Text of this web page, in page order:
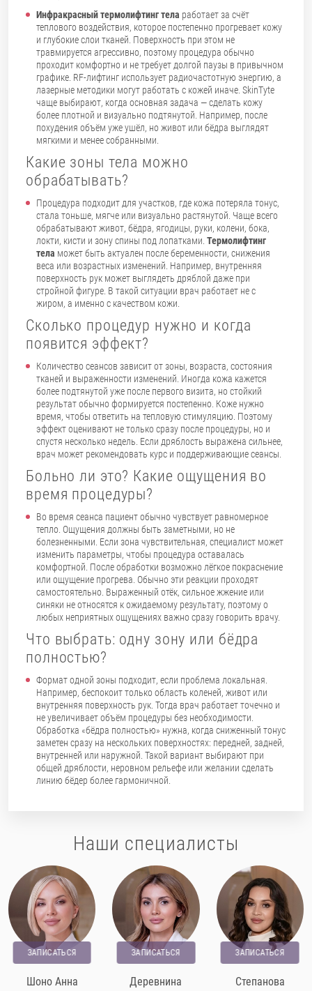
Инфракрасный термолифтинг тела работает за счёт
теплового воздействия, которое постепенно прогревает кожу
и глубокие слои тканей. Поверхность при этом не
травмируется агрессивно, поэтому процедура обычно
проходит комфортно и не требует долгой паузы в привычном
графике. RF-лифтинг использует радиочастотную энергию, а
лазерные методики могут работать с кожей иначе. SkinTyte
чаще выбирают, когда основная задача — сделать кожу
более плотной и визуально подтянутой. Например, после
похудения объём уже ушёл, но живот или бёдра выглядят
мягкими и менее собранными.
Какие зоны тела можно
обрабатывать?
Процедура подходит для участков, где кожа потеряла тонус,
стала тоньше, мягче или визуально растянутой. Чаще всего
обрабатывают живот, бёдра, ягодицы, руки, колени, бока,
локти, кисти и зону спины под лопатками. Термолифтинг
тела может быть актуален после беременности, снижения
веса или возрастных изменений. Например, внутренняя
поверхность рук может выглядеть дряблой даже при
стройной фигуре. В такой ситуации врач работает не с
жиром, а именно с качеством кожи.
Сколько процедур нужно и когда
появится эффект?
Количество сеансов зависит от зоны, возраста, состояния
тканей и выраженности изменений. Иногда кожа кажется
более подтянутой уже после первого визита, но стойкий
результат обычно формируется постепенно. Коже нужно
время, чтобы ответить на тепловую стимуляцию. Поэтому
эффект оценивают не только сразу после процедуры, но и
спустя несколько недель. Если дряблость выражена сильнее,
врач может рекомендовать курс и поддерживающие сеансы.
Больно ли это? Какие ощущения во
время процедуры?
Во время сеанса пациент обычно чувствует равномерное
тепло. Ощущения должны быть заметными, но не
болезненными. Если зона чувствительная, специалист может
изменить параметры, чтобы процедура оставалась
комфортной. После обработки возможно лёгкое покраснение
или ощущение прогрева. Обычно эти реакции проходят
самостоятельно. Выраженный отёк, сильное жжение или
синяки не относятся к ожидаемому результату, поэтому о
любых неприятных ощущениях важно сразу говорить врачу.
Что выбрать: одну зону или бёдра
полностью?
Формат одной зоны подходит, если проблема локальная.
Например, беспокоит только область коленей, живот или
внутренняя поверхность рук. Тогда врач работает точечно и
не увеличивает объём процедуры без необходимости.
Обработка «бёдра полностью» нужна, когда сниженный тонус
заметен сразу на нескольких поверхностях: передней, задней,
внутренней или наружной. Такой вариант выбирают при
общей дряблости, неровном рельефе или желании сделать
линию бёдер более гармоничной.
Наши специалисты
ЗАПИСАТЬСЯ
Шоно Анна
ЗАПИСАТЬСЯ
Деревнина
ЗАПИСАТЬСЯ
Степанова